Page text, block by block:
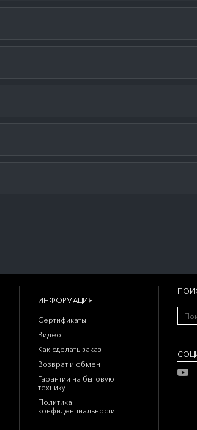
ИНФОРМАЦИЯ
Сертификаты
Видео
Как сделать заказ
Возврат и обмен
Гарантии на бытовую
технику
Политика
конфиденциальности